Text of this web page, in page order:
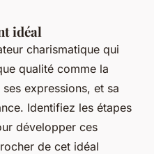
idéal
charismatique qui
qualité comme la
expressions, et sa
Identifiez les étapes
développer ces
de cet idéal